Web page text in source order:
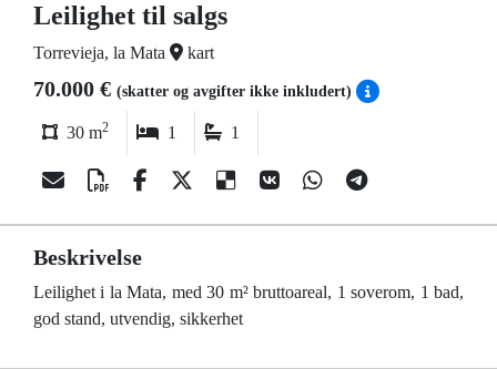
Leilighet til salgs
Torrevieja, la Mata kart
70.000 € (skatter og avgifter ikke inkludert)
30 m2 1 1
Beskrivelse
Leilighet i la Mata, med 30 m² bruttoareal, 1 soverom, 1 bad,
god stand, utvendig, sikkerhet